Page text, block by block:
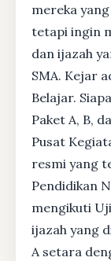
mereka
tetapi ingin
dan ijazah
SMA. Kejar
Belajar.
Paket A, B,
Pusat
resmi yang
Pendidikan
mengikuti
ijazah yang
A setara